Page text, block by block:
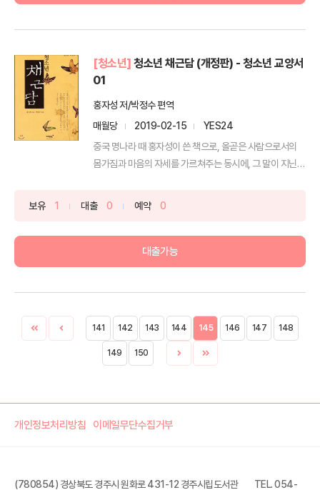
[청소년] 청소년 채근담 (개정판) - 청소년 교양서
01
홍자성 저/박정수 편역
매월당
2019-02-15
YES24
중국 명나라 때 홍자성이 쓴 책으로, 올곧은 사람으로서의
몸가짐과 마음의 자세를 가르쳐주는 동시에, 그 말이 지닌
보유 1 대출 0 예약 0
대출가능
141 142 143 144 145 146 147 148
149 150
개인정보처리방침 이메일무단수집거부
(780854) 경상북도 경주시 원화로 431-12 경주시립도서관 TEL. 054-